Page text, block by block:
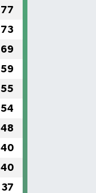
77
73
69
59
55
54
48
40
40
37